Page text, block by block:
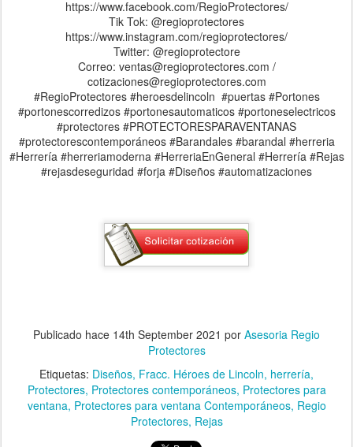
https://www.facebook.com/RegioProtectores/
Tik Tok: @regioprotectores
https://www.instagram.com/regioprotectores/
Twitter: @regioprotectore
Correo: ventas@regioprotectores.com /
cotizaciones@regioprotectores.com
#RegioProtectores #heroesdelincoln #puertas #Portones
#portonescorredizos #portonesautomaticos #portoneselectricos
#protectores #PROTECTORESPARAVENTANAS
#protectorescontemporáneos #Barandales #barandal #herreria
#Herrería #herreriamoderna #HerreriaEnGeneral #Herrería #Rejas
#rejasdeseguridad #forja #Diseños #automatizaciones
Publicado hace 14th September 2021 por Asesoria Regio
Protectores
Etiquetas: Diseños Fracc. Héroes de Lincoln herrería
Protectores Protectores contemporáneos Protectores para
ventana Protectores para ventana Contemporáneos Regio
Protectores Rejas